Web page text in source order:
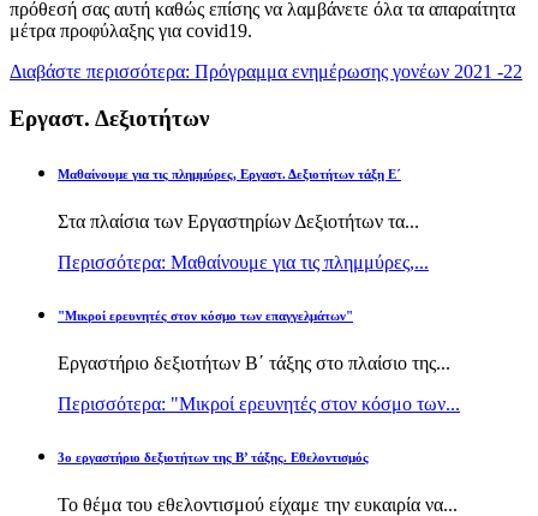
πρόθεσή σας αυτή καθώς επίσης να λαμβάνετε όλα τα απαραίτητα
μέτρα προφύλαξης για covid19.
Διαβάστε περισσότερα: Πρόγραμμα ενημέρωσης γονέων 2021 -22
Εργαστ. Δεξιοτήτων
Μαθαίνουμε για τις πλημμύρες, Εργαστ. Δεξιοτήτων τάξη Ε΄
Στα πλαίσια των Εργαστηρίων Δεξιοτήτων τα...
Περισσότερα: Μαθαίνουμε για τις πλημμύρες,...
"Μικροί ερευνητές στον κόσμο των επαγγελμάτων"
Εργαστήριο δεξιοτήτων Β΄ τάξης στο πλαίσιο της...
Περισσότερα: "Μικροί ερευνητές στον κόσμο των...
3ο εργαστήριο δεξιοτήτων της Β’ τάξης. Εθελοντισμός
Το θέμα του εθελοντισμού είχαμε την ευκαιρία να...